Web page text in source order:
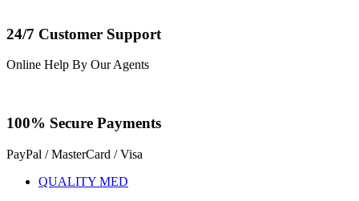
24/7 Customer Support
Online Help By Our Agents
100% Secure Payments
PayPal / MasterCard / Visa
QUALITY MED